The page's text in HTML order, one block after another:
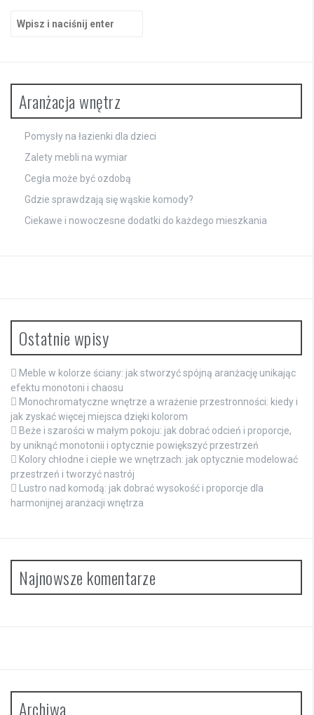
Szukaj:
Aranżacja wnętrz
Pomysły na łazienki dla dzieci
Zalety mebli na wymiar
Cegła może być ozdobą
Gdzie sprawdzają się wąskie komody?
Ciekawe i nowoczesne dodatki do każdego mieszkania
Ostatnie wpisy
Meble w kolorze ściany: jak stworzyć spójną aranżację unikając
efektu monotoni i chaosu
Monochromatyczne wnętrze a wrażenie przestronności: kiedy i
jak zyskać więcej miejsca dzięki kolorom
Beże i szarości w małym pokoju: jak dobrać odcień i proporcje,
by uniknąć monotonii i optycznie powiększyć przestrzeń
Kolory chłodne i ciepłe we wnętrzach: jak optycznie modelować
przestrzeń i tworzyć nastrój
Lustro nad komodą: jak dobrać wysokość i proporcje dla
harmonijnej aranżacji wnętrza
Najnowsze komentarze
Archiwa